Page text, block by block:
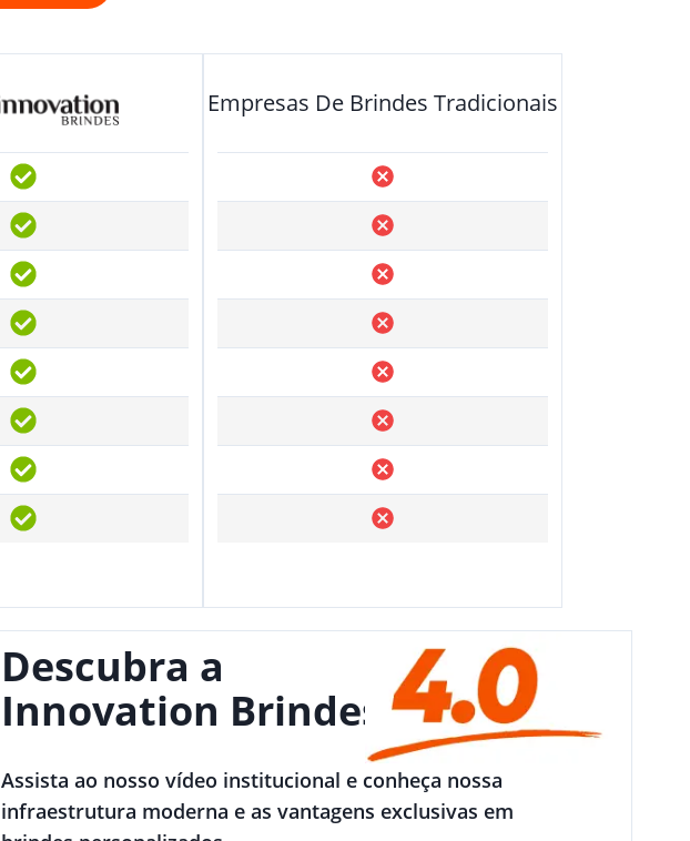
Empresas De Brindes Tradicionais
Descubra a
Innovation Brindes
Assista ao nosso vídeo institucional e conheça nossa
infraestrutura moderna e as vantagens exclusivas em